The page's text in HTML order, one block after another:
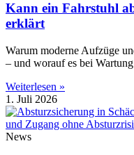
Kann ein Fahrstuhl
erklärt
Warum moderne Aufzüge
– und worauf es bei
Weiterlesen »
1. Juli 2026
News